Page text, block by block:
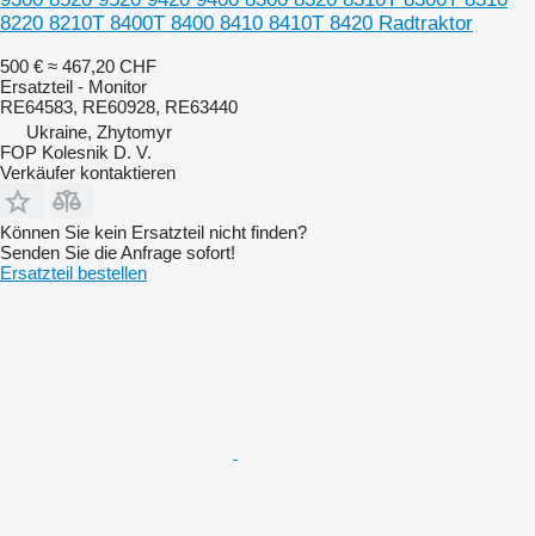
8220 8210T 8400T 8400 8410 8410T 8420 Radtraktor
500 € ≈ 467,20 CHF
Ersatzteil - Monitor
RE64583, RE60928, RE63440
Ukraine, Zhytomyr
FOP Kolesnik D. V.
Verkäufer kontaktieren
Können Sie kein Ersatzteil nicht finden?
Senden Sie die Anfrage sofort!
Ersatzteil bestellen